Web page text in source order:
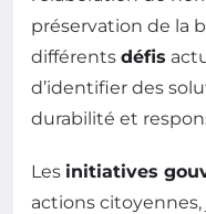
préservation de la
différents défis
d’identifier des
durabilité et
Les initiatives
actions